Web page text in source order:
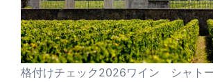
格付けチェック2026ワイン シャト